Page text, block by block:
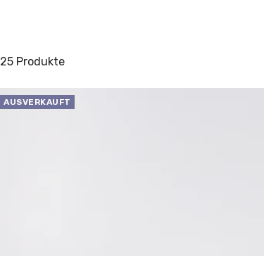
25 Produkte
AUSVERKAUFT